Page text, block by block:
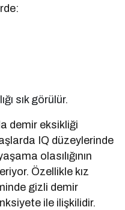
sık görülür.
demir eksikliği
IQ düzeylerinde
olasılığının
Özellikle kız
gizli demir
ile ilişkilidir.